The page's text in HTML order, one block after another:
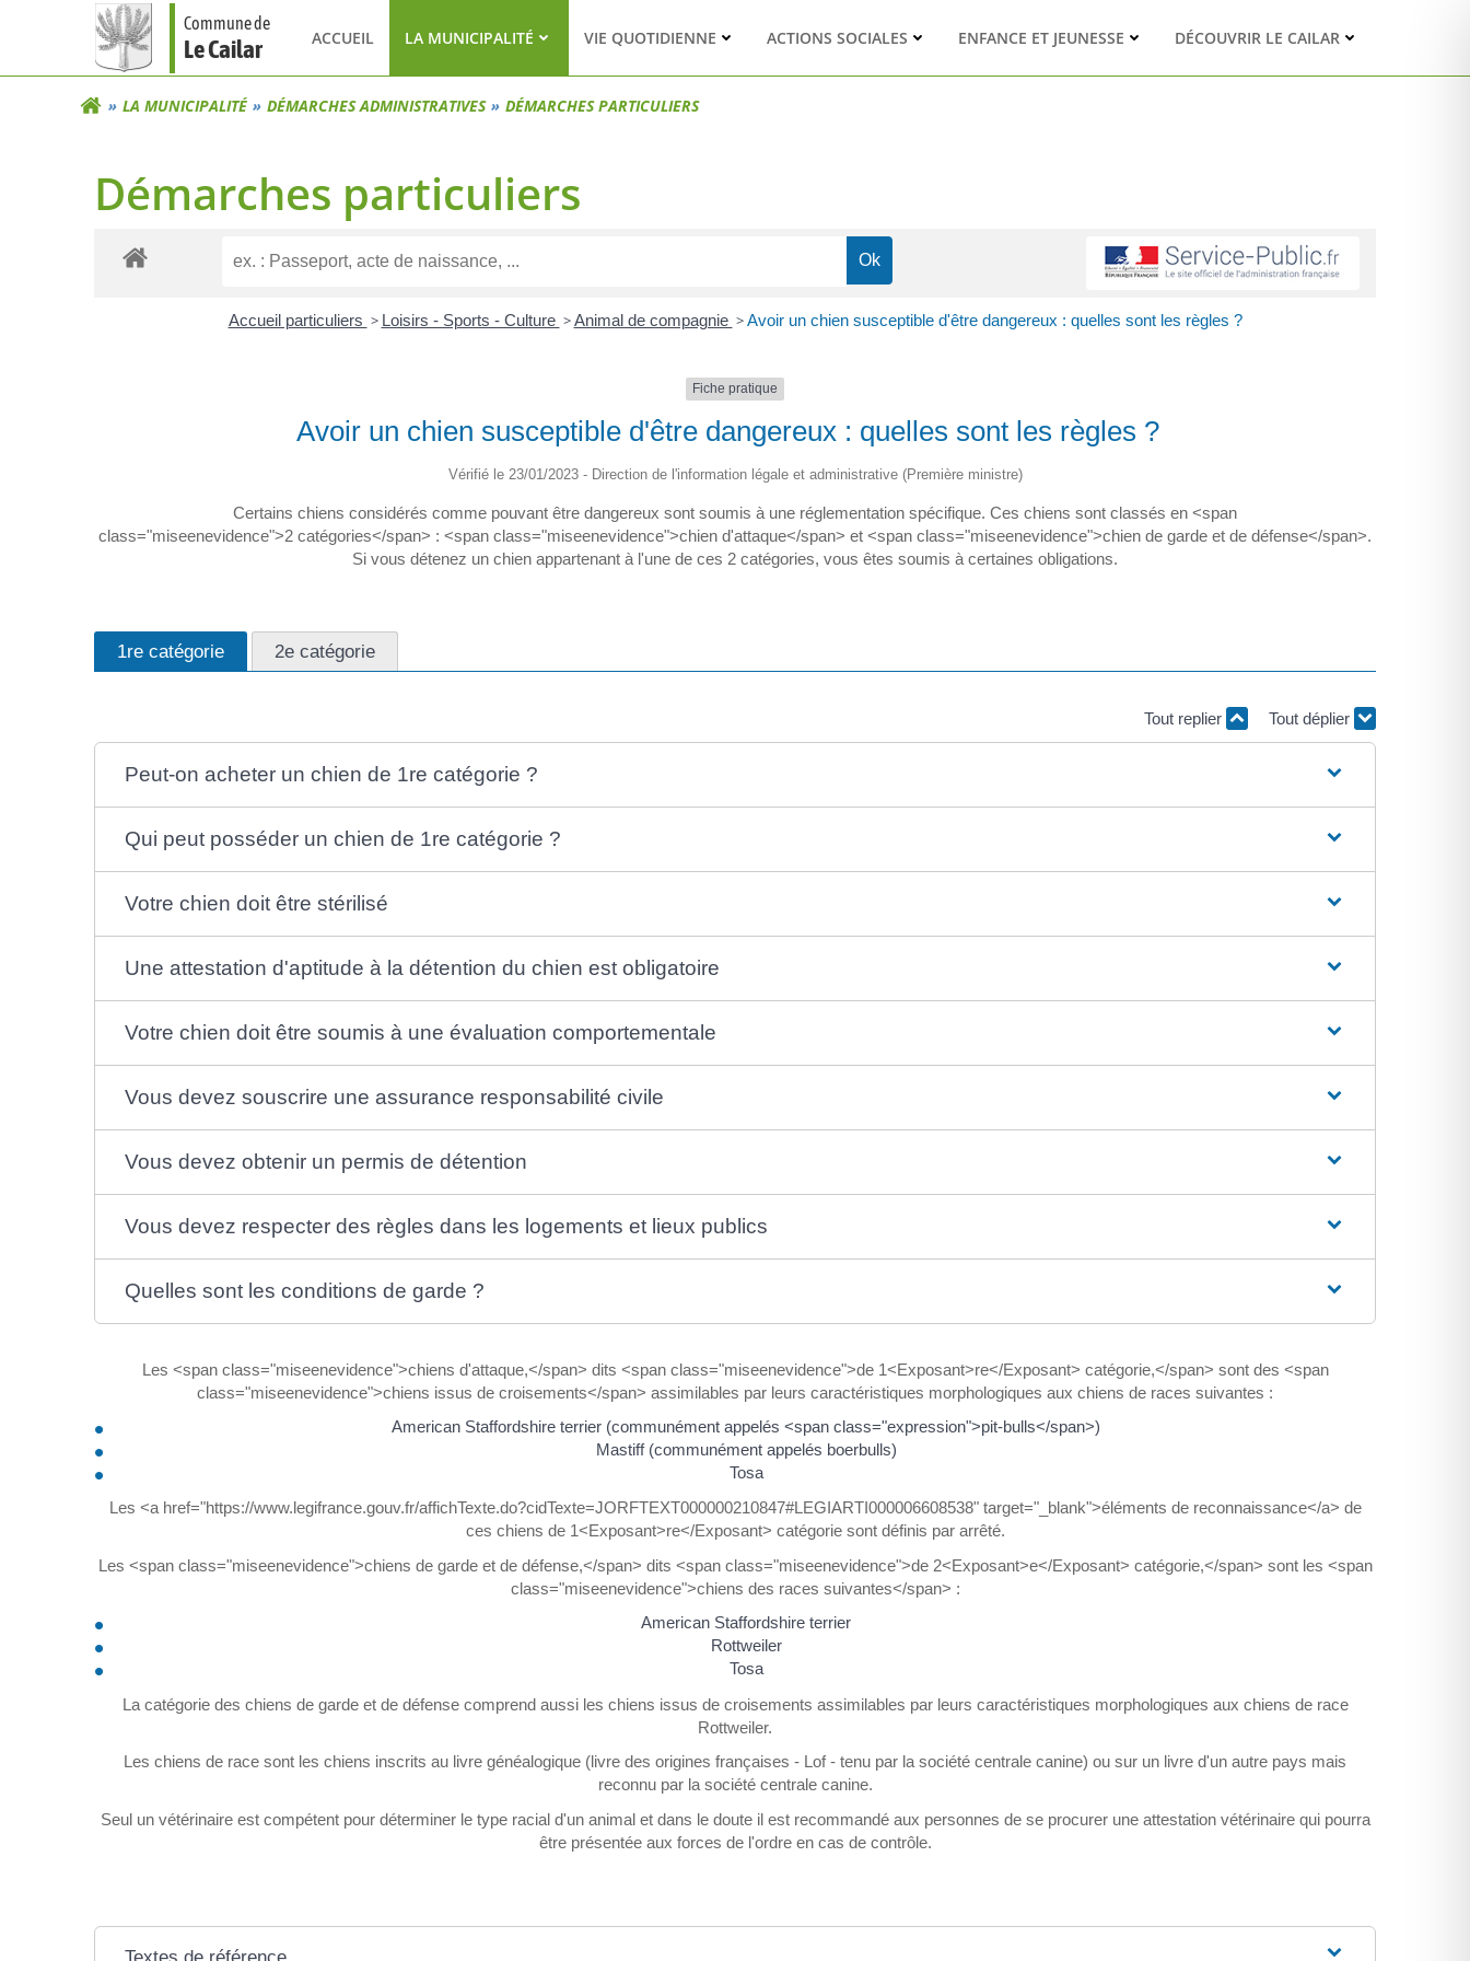
Commune de
Le Cailar ACCUEIL LA MUNICIPALITÉ VIE QUOTIDIENNE ACTIONS SOCIALES ENFANCE ET JEUNESSE DÉCOUVRIR LE CAILAR
LA MUNICIPALITÉ DÉMARCHES ADMINISTRATIVES DÉMARCHES PARTICULIERS
Démarches particuliers
Accueil particuliers > Loisirs - Sports - Culture > Animal de compagnie > Avoir un chien susceptible d'être dangereux : quelles sont les règles ?
Fiche pratique
Avoir un chien susceptible d'être dangereux : quelles sont les règles ?
Vérifié le 23/01/2023 - Direction de l'information légale et administrative (Première ministre)
Certains chiens considérés comme pouvant être dangereux sont soumis à une réglementation spécifique. Ces chiens sont classés en <span
class="miseenevidence">2 catégories</span> : <span class="miseenevidence">chien d'attaque</span> et <span class="miseenevidence">chien de garde et de défense</span>.
Si vous détenez un chien appartenant à l'une de ces 2 catégories, vous êtes soumis à certaines obligations.
1re catégorie 2e catégorie
Tout replier Tout déplier
Peut-on acheter un chien de 1re catégorie ?
Qui peut posséder un chien de 1re catégorie ?
Votre chien doit être stérilisé
Une attestation d'aptitude à la détention du chien est obligatoire
Votre chien doit être soumis à une évaluation comportementale
Vous devez souscrire une assurance responsabilité civile
Vous devez obtenir un permis de détention
Vous devez respecter des règles dans les logements et lieux publics
Quelles sont les conditions de garde ?
Les <span class="miseenevidence">chiens d'attaque,</span> dits <span class="miseenevidence">de 1<Exposant>re</Exposant> catégorie,</span> sont des <span
class="miseenevidence">chiens issus de croisements</span> assimilables par leurs caractéristiques morphologiques aux chiens de races suivantes :
American Staffordshire terrier (communément appelés <span class="expression">pit-bulls</span>)
Mastiff (communément appelés boerbulls)
Tosa
Les <a href="https://www.legifrance.gouv.fr/affichTexte.do?cidTexte=JORFTEXT000000210847#LEGIARTI000006608538" target="_blank">éléments de reconnaissance</a> de
ces chiens de 1<Exposant>re</Exposant> catégorie sont définis par arrêté.
Les <span class="miseenevidence">chiens de garde et de défense,</span> dits <span class="miseenevidence">de 2<Exposant>e</Exposant> catégorie,</span> sont les <span
class="miseenevidence">chiens des races suivantes</span> :
American Staffordshire terrier
Rottweiler
Tosa
La catégorie des chiens de garde et de défense comprend aussi les chiens issus de croisements assimilables par leurs caractéristiques morphologiques aux chiens de race
Rottweiler.
Les chiens de race sont les chiens inscrits au livre généalogique (livre des origines françaises - Lof - tenu par la société centrale canine) ou sur un livre d'un autre pays mais
reconnu par la société centrale canine.
Seul un vétérinaire est compétent pour déterminer le type racial d'un animal et dans le doute il est recommandé aux personnes de se procurer une attestation vétérinaire qui pourra
être présentée aux forces de l'ordre en cas de contrôle.